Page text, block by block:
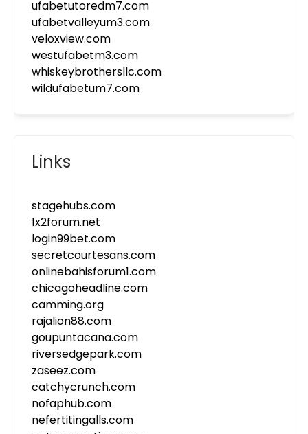
ufabetutoredm7.com
ufabetvalleyum3.com
veloxview.com
westufabetm3.com
whiskeybrothersllc.com
wildufabetum7.com
Links
stagehubs.com
1x2forum.net
login99bet.com
secretcourtesans.com
onlinebahisforum1.com
chicagoheadline.com
camming.org
rajalion88.com
goupuntacana.com
riversedgepark.com
zaseez.com
catchycrunch.com
nofaphub.com
nefertitingalls.com